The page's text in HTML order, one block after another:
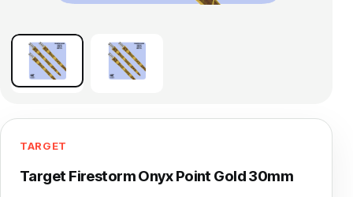
TARGET
Target Firestorm Onyx Point Gold 30mm